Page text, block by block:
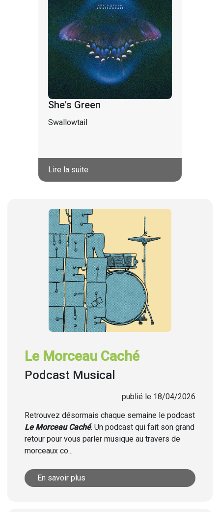
She's Green
Swallowtail
Lire la suite
Le Morceau Caché
Podcast Musical
publié le 18/04/2026
Retrouvez désormais chaque semaine le podcast
Le Morceau Caché. Un podcast qui fait son grand
retour pour vous parler musique au travers de
morceaux co...
En savoir plus